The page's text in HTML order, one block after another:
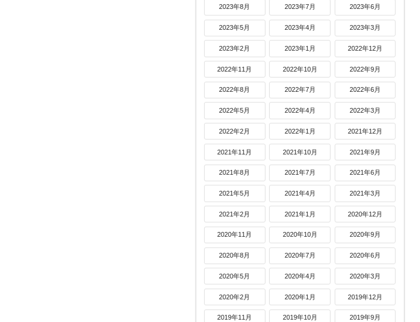
2023年8月 2023年7月 2023年6月
2023年5月 2023年4月 2023年3月
2023年2月 2023年1月 2022年12月
2022年11月 2022年10月 2022年9月
2022年8月 2022年7月 2022年6月
2022年5月 2022年4月 2022年3月
2022年2月 2022年1月 2021年12月
2021年11月 2021年10月 2021年9月
2021年8月 2021年7月 2021年6月
2021年5月 2021年4月 2021年3月
2021年2月 2021年1月 2020年12月
2020年11月 2020年10月 2020年9月
2020年8月 2020年7月 2020年6月
2020年5月 2020年4月 2020年3月
2020年2月 2020年1月 2019年12月
2019年11月 2019年10月 2019年9月